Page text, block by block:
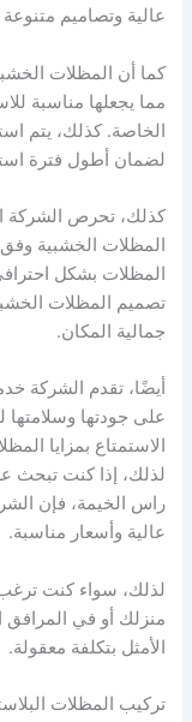
عالية وتصاميم
كما أن المظلات
مما يجعلها مناسبة
الخاصة. كذلك، يتم
لضمان أطول فترة
كذلك، تحرص الشركة
المظلات الخشبية
المظلات بشكل
تصميم المظلات
جمالية المكان.
أيضًا، تقدم الشركة
على جودتها وسلامتها
الاستمتاع بمزايا
لذلك، إذا كنت
راس الخيمة، فإن
عالية وأسعار مناسبة.
لذلك، سواء كنت
منزلك أو في المرافق
الأمثل بتكلفة معقولة.
تركيب المظلات